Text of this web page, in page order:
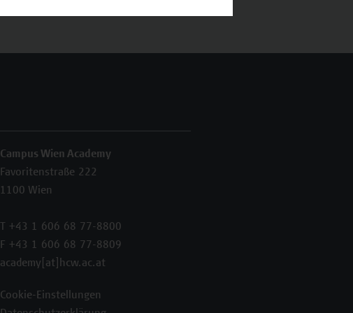
Campus Wien Academy
Favoritenstraße 222
1100 Wien
T +43 1 606 68 77-8800
F +43 1 606 68 77-8809
academy[at]hcw.ac.at
Cookie-Einstellungen